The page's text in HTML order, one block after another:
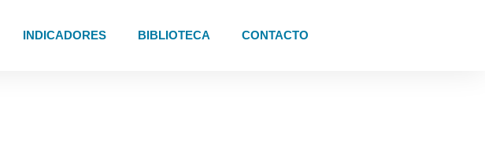
INDICADORES BIBLIOTECA CONTACTO